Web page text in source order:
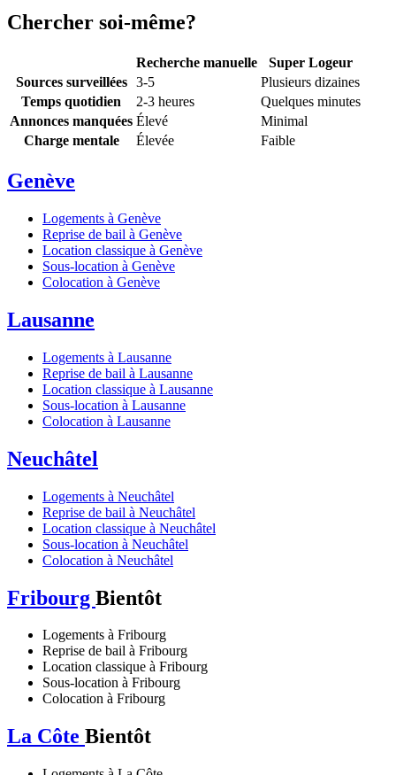
Chercher soi-même?
Recherche manuelle
Super Logeur
Sources surveillées
3-5
Plusieurs dizaines
Temps quotidien
2-3 heures
Quelques minutes
Annonces manquées Élevé
Minimal
Charge mentale
Élevée Faible
Genève
Logements à Genève
Reprise de bail à Genève
Location classique à Genève
Sous-location à Genève
Colocation à Genève
Lausanne
Logements à Lausanne
Reprise de bail à Lausanne
Location classique à Lausanne
Sous-location à Lausanne
Colocation à Lausanne
Neuchâtel
Logements à Neuchâtel
Reprise de bail à Neuchâtel
Location classique à Neuchâtel
Sous-location à Neuchâtel
Colocation à Neuchâtel
Fribourg Bientôt
Logements à Fribourg
Reprise de bail à Fribourg
Location classique à Fribourg
Sous-location à Fribourg
Colocation à Fribourg
La Côte Bientôt